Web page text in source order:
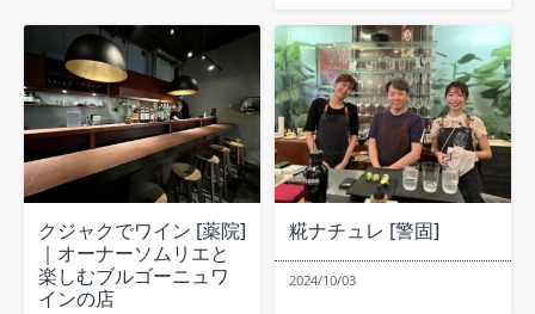
クジャクでワイン [薬院]
｜オーナーソムリエと
楽しむブルゴーニュワ
インの店
糀ナチュレ [警固]
2024/10/03